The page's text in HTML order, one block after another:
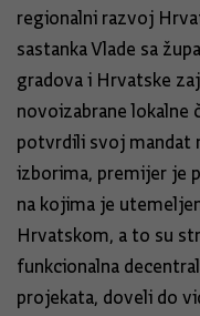
regionalni razvoj
sastanka Vlade sa
gradova i Hrvatske
novoizabrane lokalne
potvrdili svoj mandat
izborima, premijer je
na kojima je
Hrvatskom, a to su
funkcionalna
projekata, doveli do